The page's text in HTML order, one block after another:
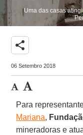
Uma das casas
share
06 Setembro 2018
Para
Mariana,
mineradoras e